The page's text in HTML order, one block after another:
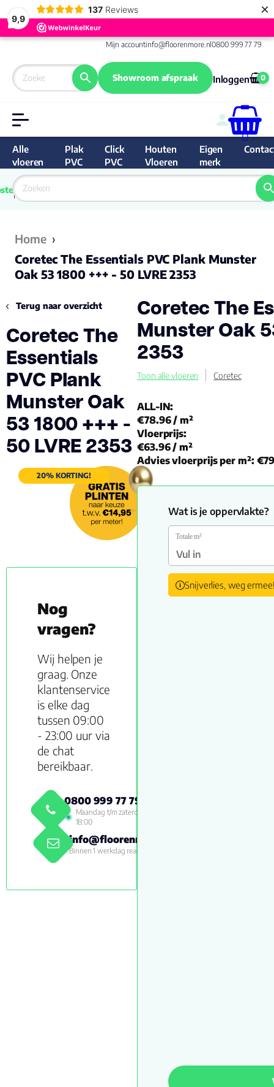
9,9
137 Reviews ×
Mijn accountinfo@floorenmore.nl0800 999 77 79
Showroom afspraak Inloggen 0
0
Alle
vloeren
Plak
PVC
Click
PVC
Houten
Vloeren
Eigen
merk
van
Nederland
9.6/10
Home ›
Coretec The Essentials PVC Plank Munster
Oak 53 1800 +++ - 50 LVRE 2353
Terug naar overzicht
Coretec The
Essentials
PVC Plank
Munster Oak
53 1800 +++ -
50 LVRE 2353
20% KORTING!
Nog
vragen?
Wij helpen je
graag. Onze
klantenservice
is elke dag
tussen 09:00
- 23:00 uur via
de chat
bereikbaar.
0800 999 77 79
Maandag t/m zaterdag 09:00 -
18:00
info@floorenmore.nl
Binnen 1 werkdag reactie
Coretec The
Munster Oak
2353
Toon alle vloeren Coretec
ALL-IN:
€78.96/ m²
Vloerprijs:
€63.96/ m²
Advies vloerprijs per m²:
Wat is je oppervlakte?
Totale m²
Snijverlies, weg